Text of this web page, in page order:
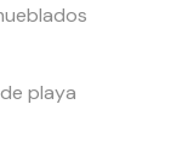
playa